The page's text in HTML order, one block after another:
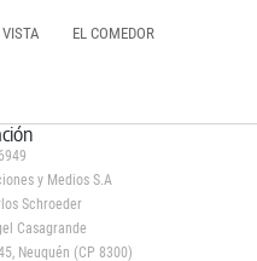
EL COMEDOR
6949
y Medios S.A
Schroeder
Casagrande
Neuquén (CP 8300)